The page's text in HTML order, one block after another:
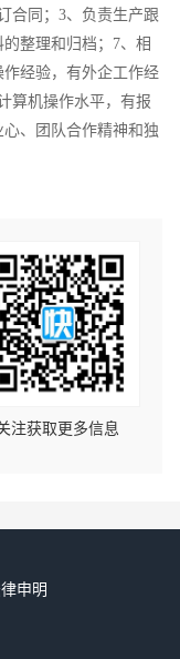
合同；3、负责生产跟
整理和归档；7、相
经验，有外企工作经
算机操作水平，有报
、团队合作精神和独
注获取更多信息
申明